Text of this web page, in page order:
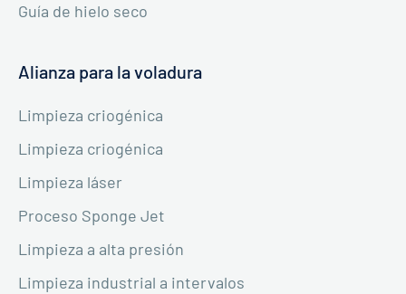
Guía de hielo seco
Alianza para la voladura
Limpieza criogénica
Limpieza criogénica
Limpieza láser
Proceso Sponge Jet
Limpieza a alta presión
Limpieza industrial a intervalos